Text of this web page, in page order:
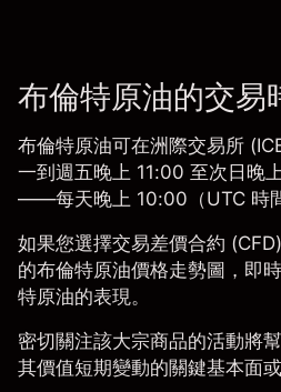
布倫特原油的交易
布倫特原油可在洲際交易所
一到週五晚上 11:00 至次日晚
——每天晚上 10:00（UTC 時
如果您選擇交易差價合約
的布倫特原油價格走勢圖，即
特原油的表現。
密切關注該大宗商品的活動將
其價值短期變動的關鍵基本面